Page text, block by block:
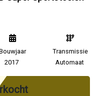
2017
Transmissie
Automaat